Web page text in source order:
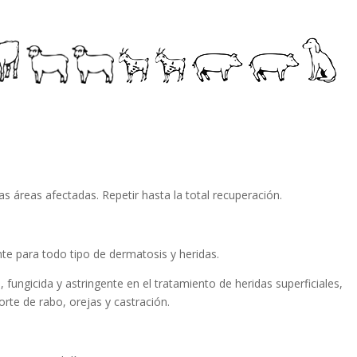
áreas afectadas. Repetir hasta la total recuperación.
para todo tipo de dermatosis y heridas.
y astringente en el tratamiento de heridas superficiales,
de rabo, orejas y castración.